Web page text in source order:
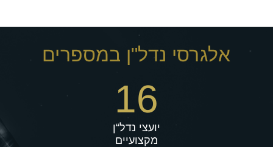
אלגרסי נדל"ן במספרים
16
יועצי נדל“ן
מקצועיים